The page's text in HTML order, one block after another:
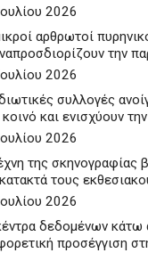
2026
αρθρωτοί
την
2026
συλλογές
και ενισχύουν
2026
της σκηνογραφίας
τους
2026
δεδομένων κάτω
προσέγγιση